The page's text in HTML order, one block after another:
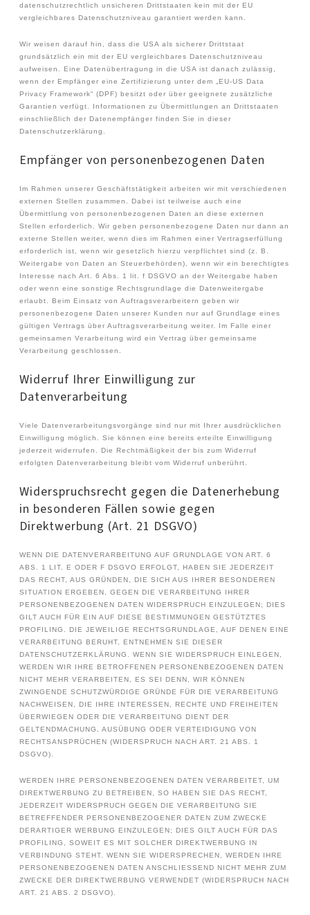
datenschutzrechtlich unsicheren Drittstaaten kein mit der EU
vergleichbares Datenschutzniveau garantiert werden kann.
Wir weisen darauf hin, dass die USA als sicherer Drittstaat
grundsätzlich ein mit der EU vergleichbares Datenschutzniveau
aufweisen. Eine Datenübertragung in die USA ist danach zulässig,
wenn der Empfänger eine Zertifizierung unter dem „EU-US Data
Privacy Framework“ (DPF) besitzt oder über geeignete zusätzliche
Garantien verfügt. Informationen zu Übermittlungen an Drittstaaten
einschließlich der Datenempfänger finden Sie in dieser
Datenschutzerklärung.
Empfänger von personenbezogenen Daten
Im Rahmen unserer Geschäftstätigkeit arbeiten wir mit verschiedenen
externen Stellen zusammen. Dabei ist teilweise auch eine
Übermittlung von personenbezogenen Daten an diese externen
Stellen erforderlich. Wir geben personenbezogene Daten nur dann an
externe Stellen weiter, wenn dies im Rahmen einer Vertragserfüllung
erforderlich ist, wenn wir gesetzlich hierzu verpflichtet sind (z. B.
Weitergabe von Daten an Steuerbehörden), wenn wir ein berechtigtes
Interesse nach Art. 6 Abs. 1 lit. f DSGVO an der Weitergabe haben
oder wenn eine sonstige Rechtsgrundlage die Datenweitergabe
erlaubt. Beim Einsatz von Auftragsverarbeitern geben wir
personenbezogene Daten unserer Kunden nur auf Grundlage eines
gültigen Vertrags über Auftragsverarbeitung weiter. Im Falle einer
gemeinsamen Verarbeitung wird ein Vertrag über gemeinsame
Verarbeitung geschlossen.
Widerruf Ihrer Einwilligung zur
Datenverarbeitung
Viele Datenverarbeitungsvorgänge sind nur mit Ihrer ausdrücklichen
Einwilligung möglich. Sie können eine bereits erteilte Einwilligung
jederzeit widerrufen. Die Rechtmäßigkeit der bis zum Widerruf
erfolgten Datenverarbeitung bleibt vom Widerruf unberührt.
Widerspruchsrecht gegen die Datenerhebung
in besonderen Fällen sowie gegen
Direktwerbung (Art. 21 DSGVO)
WENN DIE DATENVERARBEITUNG AUF GRUNDLAGE VON ART. 6
ABS. 1 LIT. E ODER F DSGVO ERFOLGT, HABEN SIE JEDERZEIT
DAS RECHT, AUS GRÜNDEN, DIE SICH AUS IHRER BESONDEREN
SITUATION ERGEBEN, GEGEN DIE VERARBEITUNG IHRER
PERSONENBEZOGENEN DATEN WIDERSPRUCH EINZULEGEN; DIES
GILT AUCH FÜR EIN AUF DIESE BESTIMMUNGEN GESTÜTZTES
PROFILING. DIE JEWEILIGE RECHTSGRUNDLAGE, AUF DENEN EINE
VERARBEITUNG BERUHT, ENTNEHMEN SIE DIESER
DATENSCHUTZERKLÄRUNG. WENN SIE WIDERSPRUCH EINLEGEN,
WERDEN WIR IHRE BETROFFENEN PERSONENBEZOGENEN DATEN
NICHT MEHR VERARBEITEN, ES SEI DENN, WIR KÖNNEN
ZWINGENDE SCHUTZWÜRDIGE GRÜNDE FÜR DIE VERARBEITUNG
NACHWEISEN, DIE IHRE INTERESSEN, RECHTE UND FREIHEITEN
ÜBERWIEGEN ODER DIE VERARBEITUNG DIENT DER
GELTENDMACHUNG, AUSÜBUNG ODER VERTEIDIGUNG VON
RECHTSANSPRÜCHEN (WIDERSPRUCH NACH ART. 21 ABS. 1
DSGVO).
WERDEN IHRE PERSONENBEZOGENEN DATEN VERARBEITET, UM
DIREKTWERBUNG ZU BETREIBEN, SO HABEN SIE DAS RECHT,
JEDERZEIT WIDERSPRUCH GEGEN DIE VERARBEITUNG SIE
BETREFFENDER PERSONENBEZOGENER DATEN ZUM ZWECKE
DERARTIGER WERBUNG EINZULEGEN; DIES GILT AUCH FÜR DAS
PROFILING, SOWEIT ES MIT SOLCHER DIREKTWERBUNG IN
VERBINDUNG STEHT. WENN SIE WIDERSPRECHEN, WERDEN IHRE
PERSONENBEZOGENEN DATEN ANSCHLIESSEND NICHT MEHR ZUM
ZWECKE DER DIREKTWERBUNG VERWENDET (WIDERSPRUCH NACH
ART. 21 ABS. 2 DSGVO).